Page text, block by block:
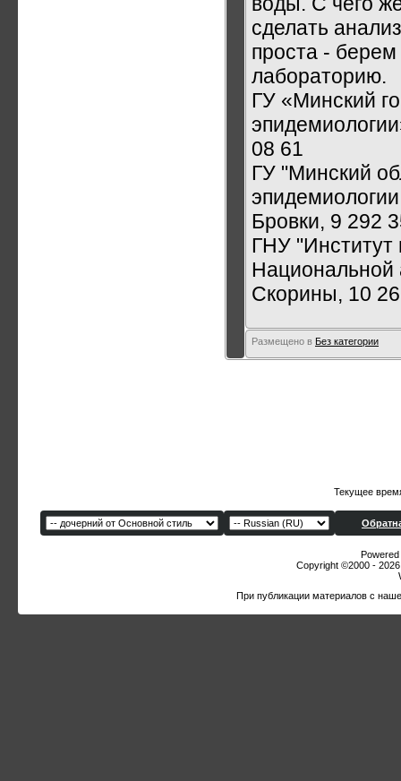
сделать
проста -
лабораторию.
ГУ «Минский
08 61
ГУ "Минский
Бровки, 9 292
ГНУ "Институт
Национальной
Скорины, 10
Размещено в Без категории
Текущее
Copyright ©2000 -
При публикации материалов с